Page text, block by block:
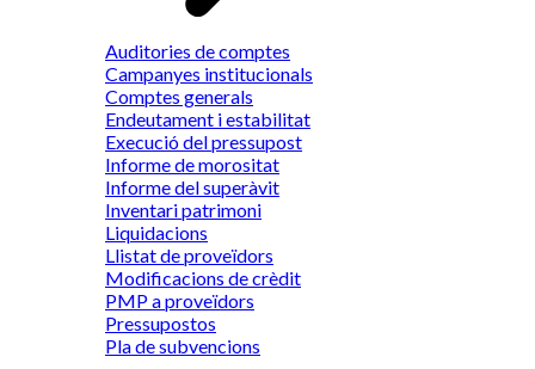
Auditories de comptes
Campanyes institucionals
Comptes generals
Endeutament i estabilitat
Execució del pressupost
Informe de morositat
Informe del superàvit
Inventari patrimoni
Liquidacions
Llistat de proveïdors
Modificacions de crèdit
PMP a proveïdors
Pressupostos
Pla de subvencions